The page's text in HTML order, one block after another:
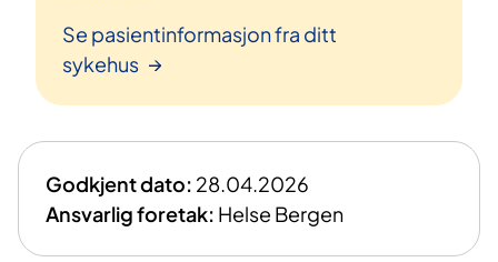
Se pasientinformasjon fra ditt
sykehus
Godkjent dato: 28.04.2026
Ansvarlig foretak: Helse Bergen